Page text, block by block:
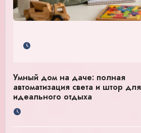
Умный дом на даче: полная
автоматизация света и штор для
идеального отдыха